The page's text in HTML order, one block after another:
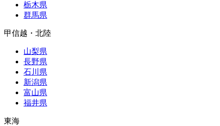
栃木県
群馬県
甲信越・北陸
山梨県
長野県
石川県
新潟県
富山県
福井県
東海